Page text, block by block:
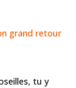
grand retour
tu y